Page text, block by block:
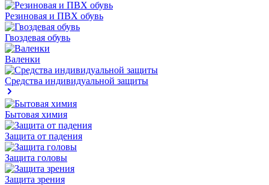
Резиновая и ПВХ обувь
Гвоздевая обувь
Валенки
Средства индивидуальной защиты
Бытовая химия
Защита от падения
Защита головы
Защита зрения